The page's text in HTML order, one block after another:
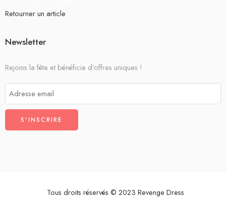
Retourner un article
Newsletter
Rejoins la fête et bénéficie d’offres uniques !
Tous droits réservés © 2023 Revenge Dress